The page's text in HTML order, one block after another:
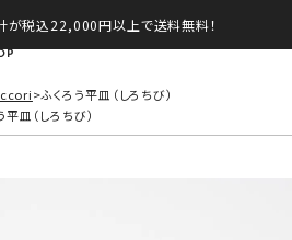
が税込22,000円以上で送料無料！
ふくろう平皿（しろちび）
平皿（しろちび）